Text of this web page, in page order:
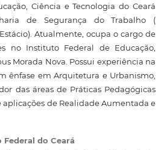
Ciência e Tecnologia do Ceará
de Segurança do Trabalho (
Atualmente, ocupa o cargo de
no Instituto Federal de Educação,
Morada Nova. Possui experiência na
ênfase em Arquitetura e Urbanismo,
das áreas de Práticas Pedagógicas
de Realidade Aumentada e
do Ceará